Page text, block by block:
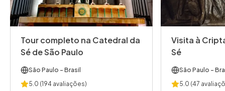
Tour completo na Catedral da
Sé de São Paulo
São Paulo - Brasil
5.0 (194 avaliações)
Visita à
Sé
São Paulo -
5.0 (47